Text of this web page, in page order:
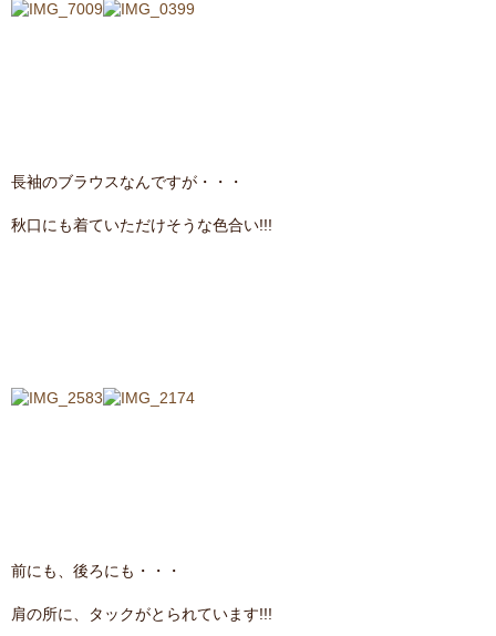
長袖のブラウスなんですが・・・
秋口にも着ていただけそうな色合い!!!
前にも、後ろにも・・・
肩の所に、タックがとられています!!!